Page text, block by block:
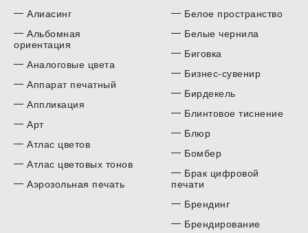
Алиасинг
Альбомная
ориентация
Аналоговые цвета
Аппарат печатный
Аппликация
Арт
Атлас цветов
Атлас цветовых тонов
Аэрозольная печать
Белое пространство
Белые чернила
Биговка
Бизнес-сувенир
Бирдекель
Блинтовое тиснение
Блюр
Бомбер
Брак цифровой
печати
Брендинг
Брендирование